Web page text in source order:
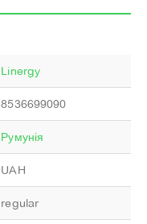
Linergy
8536699090
Румунія
UAH
regular